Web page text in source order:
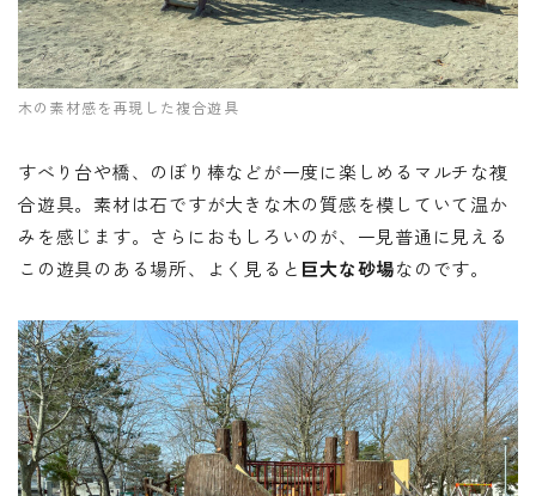
木の素材感を再現した複合遊具
すべり台や橋、のぼり棒などが一度に楽しめるマルチな複
合遊具。素材は石ですが大きな木の質感を模していて温か
みを感じます。さらにおもしろいのが、一見普通に見える
この遊具のある場所、よく見ると 巨大な砂場なのです。